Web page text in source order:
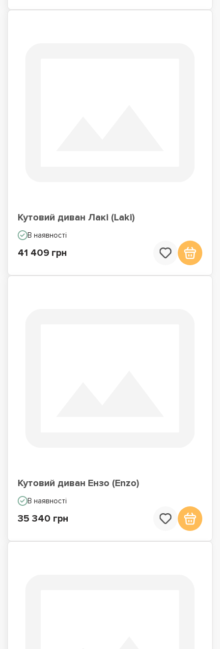
Кутовий диван Лакі (Laki)
В наявності
41 409 грн
Кутовий диван Ензо (Enzo)
В наявності
35 340 грн